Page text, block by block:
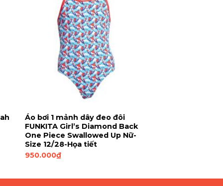
Áo bơi 1 mảnh dây đeo đôi
FUNKITA Girl’s Diamond Back
One Piece Swallowed Up Nữ-
Size 12/28-Họa tiết
950.000₫